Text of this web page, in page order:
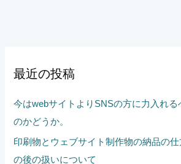
最近の投稿
今はwebサイトよりSNSの方に力入れ
のかどうか。
印刷物とウェブサイト制作物の納品の
の後の扱いについて